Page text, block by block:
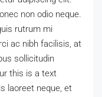
non odio neque.
rutrum mi
ac nibh facilisis, at
sollicitudin
this is a text
laoreet neque, et